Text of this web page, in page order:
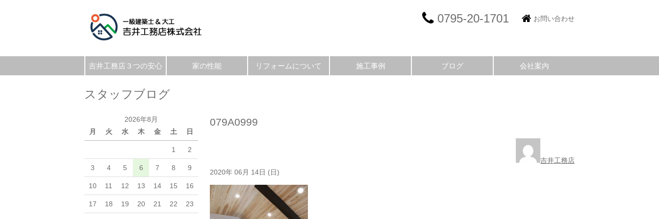
0795-20-1701 お問い合わせ
吉井工務店３つの安心 家の性能 リフォームについて 施工事例 ブログ 会社案内
スタッフブログ
2026年8月
月
火 水 木 金 土 日
1 2
3 4 5 6 7 8 9
10 11 12 13 14 15 16
17 18 19 20 21 22 23
079A0999
吉井工務店
2020年 06月 14日 (日)